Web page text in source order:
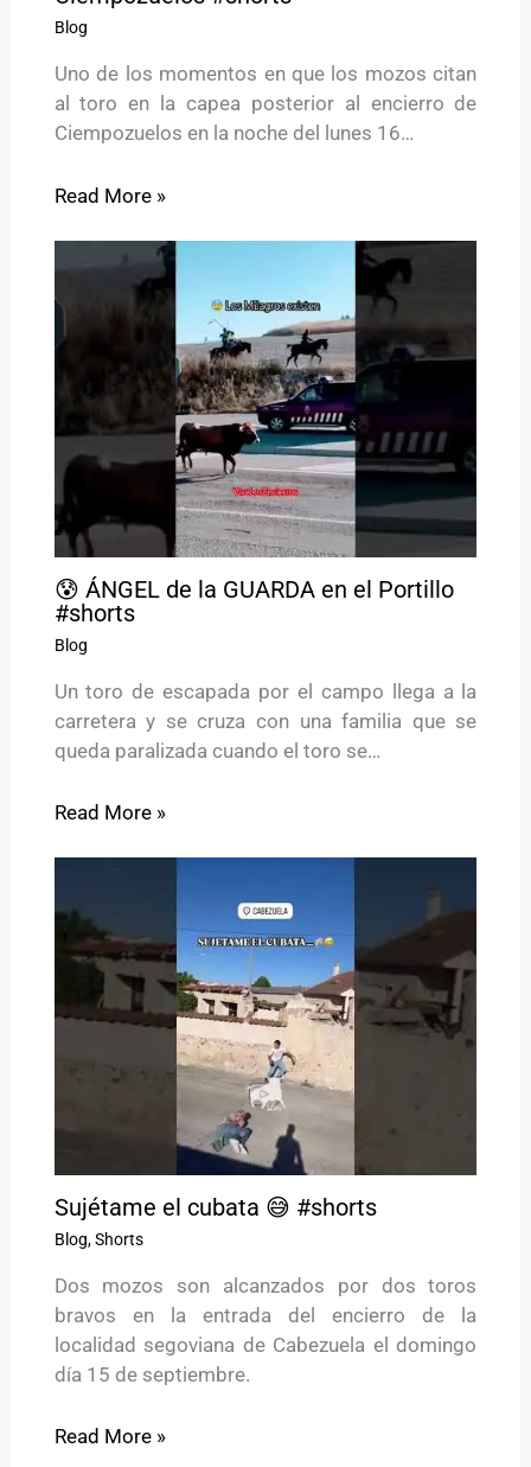
Blog
Uno de los momentos en que los mozos citan
al toro en la capea posterior al encierro de
Ciempozuelos en la noche del lunes 16…
Read More »
😰 ÁNGEL de la GUARDA en el Portillo
#shorts
Blog
Un toro de escapada por el campo llega a la
carretera y se cruza con una familia que se
queda paralizada cuando el toro se…
Read More »
Sujétame el cubata 😅 #shorts
Blog,Shorts
Dos mozos son alcanzados por dos toros
bravos en la entrada del encierro de la
localidad segoviana de Cabezuela el domingo
día 15 de septiembre.
Read More »